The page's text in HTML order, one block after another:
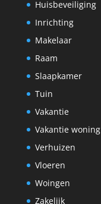
Huisbeveiliging
Inrichting
Makelaar
Raam
Slaapkamer
Tuin
Vakantie
Vakantie woning
Verhuizen
Vloeren
Woingen
Zakelijk